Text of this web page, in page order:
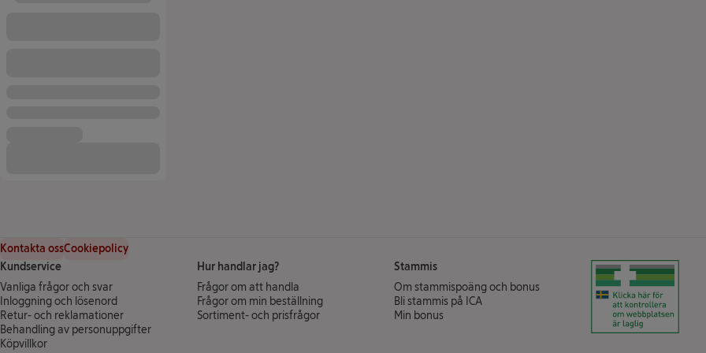
Kontakta ossCookiepolicy
Kundservice
Vanliga frågor och svar
Inloggning och lösenord
Retur- och reklamationer
Behandling av personuppgifter
Köpvillkor
Hur handlar jag?
Frågor om att handla
Frågor om min beställning
Sortiment- och prisfrågor
Stammis
Om stammispoäng och bonus
Bli stammis på ICA (öppnas i ett nytt fönster)
Min bonus
Klicka för att verifiera